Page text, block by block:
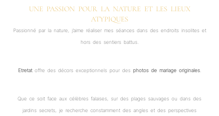
UNE PASSION POUR LA NATURE ET LES LIEUX
ATYPIQUES
Passionné par la nature, j’aime réaliser mes séances dans des endroits insolites et
hors des sentiers battus.
Etretatoffre des décors exceptionnels pour des photos de mariage originales.
Que ce soit face aux célèbres falaises, sur des plages sauvages ou dans des
jardins secrets, je recherche constamment des angles et des perspectives